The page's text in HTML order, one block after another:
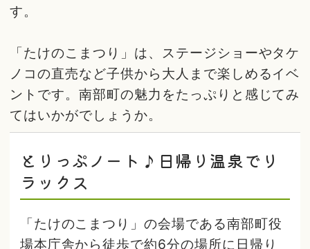
す。
「たけのこまつり」は、ステージショーやタケ
ノコの直売など子供から大人まで楽しめるイベ
ントです。南部町の魅力をたっぷりと感じてみ
てはいかがでしょうか。
とりっぷノート♪日帰り温泉でリ
ラックス
「たけのこまつり」の会場である南部町役
場本庁舎から徒歩で約6分の場所に日帰り